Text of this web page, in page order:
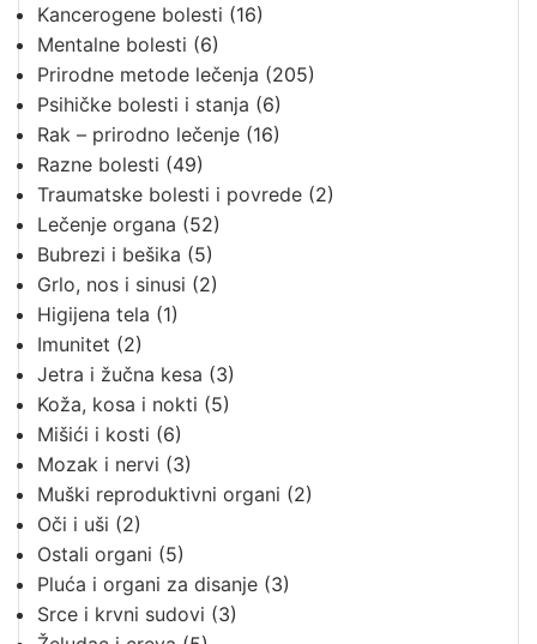
Kancerogene bolesti (16)
Mentalne bolesti (6)
Prirodne metode lečenja (205)
Psihičke bolesti i stanja (6)
Rak – prirodno lečenje (16)
Razne bolesti (49)
Traumatske bolesti i povrede (2)
Lečenje organa (52)
Bubrezi i bešika (5)
Grlo, nos i sinusi (2)
Higijena tela (1)
Imunitet (2)
Jetra i žučna kesa (3)
Koža, kosa i nokti (5)
Mišići i kosti (6)
Mozak i nervi (3)
Muški reproduktivni organi (2)
Oči i uši (2)
Ostali organi (5)
Pluća i organi za disanje (3)
Srce i krvni sudovi (3)